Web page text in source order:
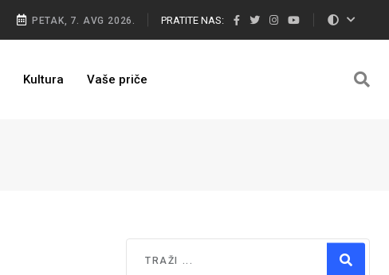
PETAK, 7. AVG 2026. PRATITE NAS:
Kultura Vaše priče